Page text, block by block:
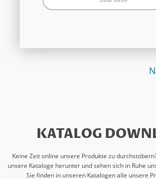
KATALOG
Keine Zeit online unsere Produkte zu
unsere Kataloge herunter und sehen sich in Ruhe
Sie finden in unseren Katalogen alle unsere